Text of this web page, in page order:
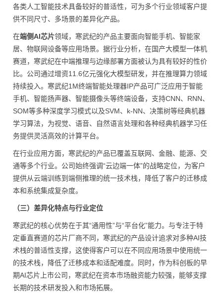
各类人工智能技术具备较好的普适性，可为多个行业领域客户提
供不同尺寸、多场景的差异化产品。
在端侧AI芯片领域，寒武纪的产品主要面向智能手机、智能家
居、物联网设备等应用场景。据行业分析，在国产大模型一体机
赛道，寒武纪在中端推理与边缘部署方面被认为具有较好的性价
比。公司通过增资11.6亿元强化大模型研发，并在推理算力领域
持续投入。寒武纪1M终端智能处理器IP产品可广泛应用于智能
手机、智能扬声器、智能摄像头等终端设备，支持CNN、RNN、
SOM等多种深度学习模式以及SVM、k-NN、决策树等经典机器
学习算法，为视觉、语音、自然语言处理和各种经典机器学习任
务提供灵活高效的计算平台。
在行业应用方面，寒武纪的产品已覆盖互联网、金融、能源、交
通等多个行业。公司始终强调“云边端一体”的战略定位，为客户
提供从云端训练到端侧推理的统一技术栈，降低了客户的迁移成
本和系统集成复杂度。
（三）差异化特点与行业定位
寒武纪的核心优势在于其“通用性”与“平台化”能力。与专注于特
定垂直赛道的芯片厂商不同，寒武纪的产品设计追求对多种AI技
术栈的普适性支撑，这使得客户可以在不同应用场景中使用统一
的技术栈，降低了迁移成本和适配难度。同时，作为科创板的早
期AI芯片上市公司，寒武纪在资本市场融资能力较强，能够支撑
长期的技术研发投入和市场拓展。